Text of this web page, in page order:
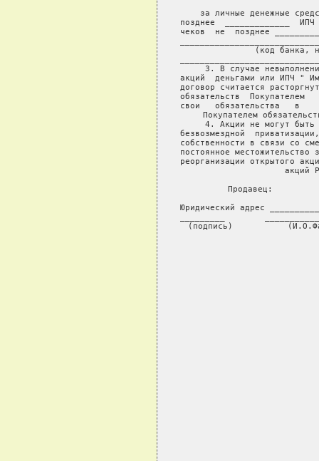
за личные денежные
позднее  _____________
чеков  не  позднее
(код банка,
3. В случае
акций  деньгами или ИПЧ "
договор считается
обязательств  Покупателем
свои   обязательства   в
Покупателем
4. Акции не могут
безвозмездной
собственности в связи со
постоянное
реорганизации открытого
акций
Продавец:
Юридический адрес
(подпись)